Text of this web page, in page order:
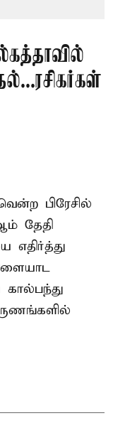
பிரேசில்
தேதி